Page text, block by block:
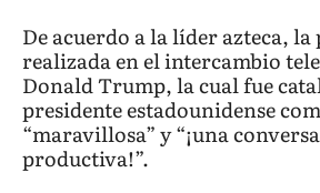
De acuerdo a la líder azteca,
realizada en el intercambio
Donald Trump, la cual fue
presidente estadounidense
“maravillosa” y “¡una
productiva!”.